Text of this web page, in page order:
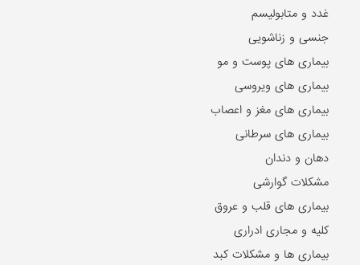
غدد و متابولیسم
جنسی و زناشویی
بیماری های پوست و مو
بیماری های ویروسی
بیماری های مغز و اعصاب
بیماری های سرطانی
دهان و دندان
مشکلات گوارشی
بیماری های قلب و عروق
کلیه و مجاری ادراری
بیماری ها و مشکلات کبد